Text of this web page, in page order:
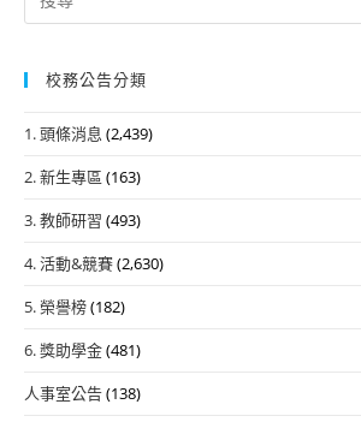
for:
校務公告分類
1. 頭條消息 (2,439)
2. 新生專區 (163)
3. 教師研習 (493)
4. 活動&競賽(2,630)
5. 榮譽榜(182)
6. 獎助學金(481)
人事室公告(138)